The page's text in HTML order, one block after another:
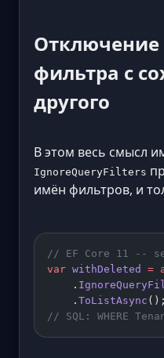
Отключение
фильтра с
другого
В этом весь смысл
IgnoreQueryFilters
имён фильтров, и
// EF Core 11 --
var withDeleted =
    .
    .
ToListAsync ();
// SQL: WHERE